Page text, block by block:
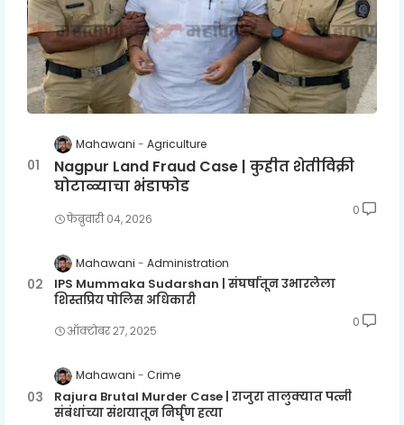
Mahawani Agriculture
Nagpur Land Fraud Case | कुहीत शेतीविक्री
घोटाळ्याचा भंडाफोड
फेब्रुवारी ०४, २०२६
0
Mahawani Administration
IPS Mummaka Sudarshan | संघर्षातून उभारलेला
शिस्तप्रिय पोलिस अधिकारी
ऑक्टोबर २७, २०२५
0
Mahawani Crime
Rajura Brutal Murder Case | राजुरा तालुक्यात पत्नी
संबंधांच्या संशयातून निर्घृण हत्या